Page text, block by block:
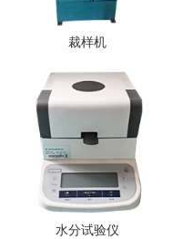
裁样机
水分试验仪